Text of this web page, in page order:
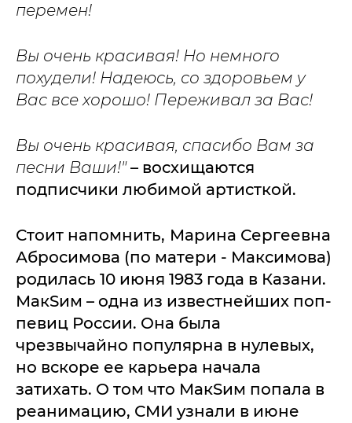
перемен!
Вы очень красивая! Но немного
похудели! Надеюсь, со здоровьем у
Вас все хорошо! Переживал за Вас!
Вы очень красивая, спасибо Вам за
песни Ваши!"– восхищаются
подписчики любимой артисткой.
Стоит напомнить, Марина Сергеевна
Абросимова (по матери - Максимова)
родилась 10 июня 1983 года в Казани.
МакSим – одна из известнейших поп-
певиц России. Она была
чрезвычайно популярна в нулевых,
но вскоре ее карьера начала
затихать. О том что МакSим попала в
реанимацию, СМИ узнали в июне